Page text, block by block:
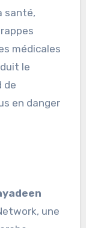
santé,
médicales
le
de
en danger
une